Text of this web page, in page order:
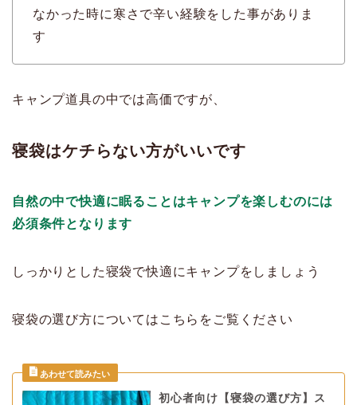
なかった時に寒さで辛い経験をした事がありま
す
キャンプ道具の中では高価ですが、
寝袋はケチらない方がいいです
自然の中で快適に眠ることはキャンプを楽しむのには
必須条件となります
しっかりとした寝袋で快適にキャンプをしましょう
寝袋の選び方についてはこちらをご覧ください
初心者向け【寝袋の選び方】ス